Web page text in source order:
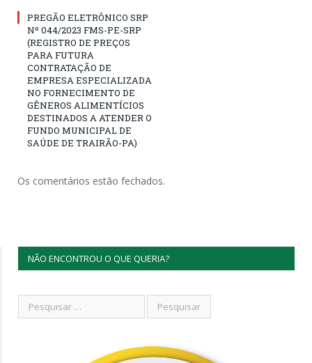
PREGÃO ELETRÔNICO SRP
Nº 044/2023 FMS-PE-SRP
(REGISTRO DE PREÇOS
PARA FUTURA
CONTRATAÇÃO DE
EMPRESA ESPECIALIZADA
NO FORNECIMENTO DE
GÊNEROS ALIMENTÍCIOS
DESTINADOS A ATENDER O
FUNDO MUNICIPAL DE
SAÚDE DE TRAIRÃO-PA)
Os comentários estão fechados.
NÃO ENCONTROU O QUE QUERIA?